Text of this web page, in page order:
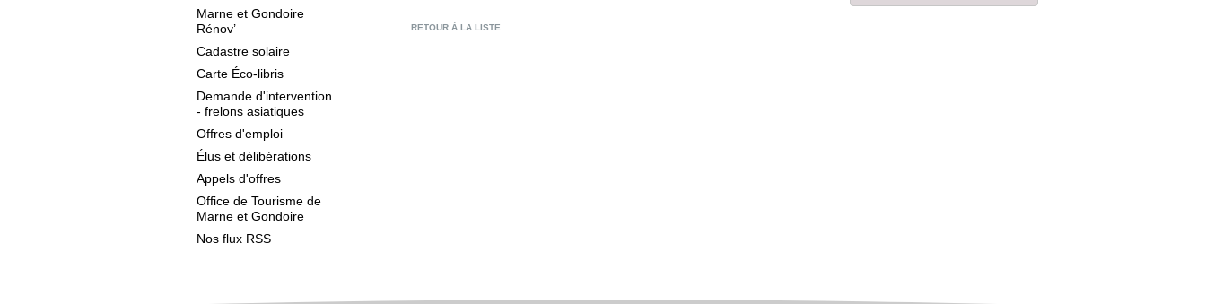
Marne et Gondoire
Rénov’
Cadastre solaire
Carte Éco-libris
Demande d'intervention
- frelons asiatiques
Offres d'emploi
Élus et délibérations
Appels d'offres
Office de Tourisme de
Marne et Gondoire
Nos flux RSS
RETOUR À LA LISTE